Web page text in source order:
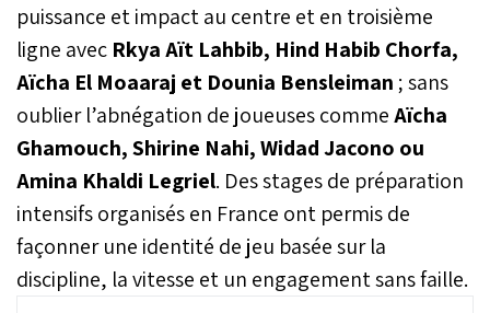
puissance et impact au centre et en troisième
ligne avec Rkya Aït Lahbib, Hind Habib Chorfa,
Aïcha El Moaaraj et Dounia Bensleiman ; sans
oublier l’abnégation de joueuses commeAïcha
Ghamouch, Shirine Nahi, Widad Jacono ou
Amina Khaldi Legriel. Des stages de préparation
intensifs organisés en France ont permis de
façonner une identité de jeu basée sur la
discipline, la vitesse et un engagement sans faille.